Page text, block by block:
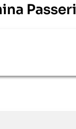
Passeri